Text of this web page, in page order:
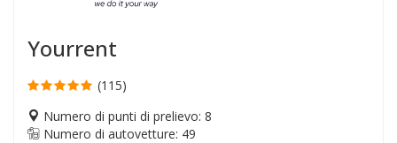
Yourrent
(115)
Numero di punti di prelievo: 8
Numero di autovetture: 49